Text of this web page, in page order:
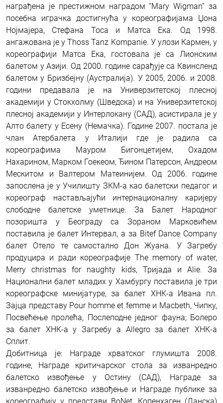
награђена је престижном наградом “Mary Wigman” за
посебна играчка достигнућа у кореографијама Џона
Нојмајера, Стефана Тоса и Матса Ека. Од 1998.
ангажована је у Thoss Tanz Kompanie. У улози Кармен, у
кореографији Матса Ека, гостовала је са Лионским
балетом у Азији. Од 2000. године сарађује са Квинсленд
балетом у Бризбејну (Аустралија). У 2005, 2006. и 2008.
години предавала је на Универзитетској плесној
академији у Стокхолму (Шведска) и на Универзитетској
плесној академији у Интерлокану (САД), асистирала је у
Алто балету у Есену (Немачка). Године 2007. постала је
члан Атербалета у Италији где је радила са
кореографима Мауром Бигонцетијем, Охадом
Нахарином, Марком Гоекеом, Ђином Патерсон, Андреом
Мескитом и Валтером Матеинијем. Од 2006. године
запослена је у Училишту ЗКМ-а као балетски педагог и
кореограф настављајући интернационалну каријеру
слободне балетске уметнице. За Балет Народног
позоришта у Београду са Зораном Марковићем
поставила је балет Интервал, а за Bitef Dance Company
балет Отело те самостално Дон Жуана. У Загребу
продуцира и ради кореографије The memory of water,
Merry christmas for naughty kids, Тријада и Alie. За
Национални балет младих у Хамбургу поставила је три
кореографске минијатуре, за балет ХНК-а Ивана пл.
Зајца представу Pour homme et femme и Macbeth, Чипку,
Посвећење пролећа, Послеподне једног фауна; Болеро
за балет ХНК-а у Загребу а Allegro за балет ХНК-а
Сплит.
Добитница је: Награде хрватског глумишта 2008.
године, Награде критичарског стола за изванредно
балетско извођење у Остину (САД), Награде за
изванредно балетско извођење и Награде публике за
кореографију у представи BoNet, Копенхаген (Данска)